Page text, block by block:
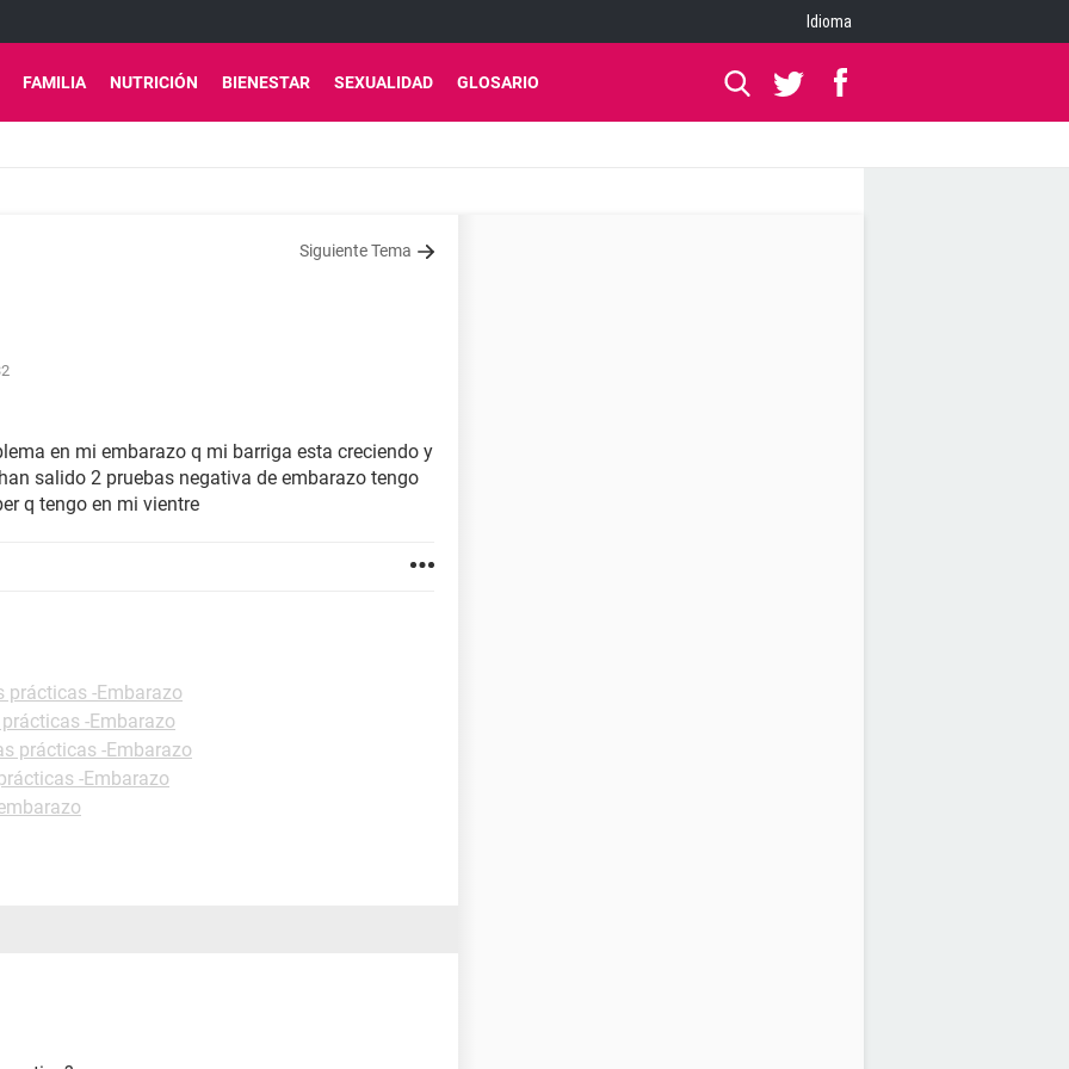
Idioma
FAMILIA NUTRICIÓN BIENESTAR SEXUALIDAD GLOSARIO
Siguiente Tema
en mi embarazo q mi barriga esta creciendo y
salido 2 pruebas negativa de embarazo tengo
q tengo en mi vientre
prácticas -Embarazo
-Embarazo
prácticas -Embarazo
-Embarazo